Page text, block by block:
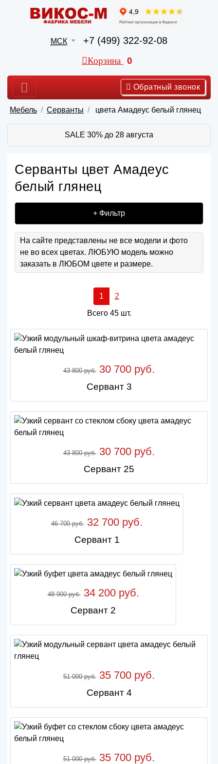
МСК +7 (499) 322-92-08
Корзина 0
Обратный звонок
Мебель Серванты цвета Амадеус белый глянец
SALE 30% до 28 августа
Серванты цвет Амадеус
белый глянец
+ Фильтр
На сайте представлены не все модели и фото
не во всех цветах. ЛЮБУЮ модель можно
заказать в ЛЮБОМ цвете и размере.
1 2
Всего 45 шт.
43 800 руб. 30 700 руб.
Сервант 3
43 800 руб. 30 700 руб.
Сервант 25
46 700 руб. 32 700 руб.
Сервант 1
48 900 руб.34 200 руб.
Сервант 2
51 000 руб. 35 700 руб.
Сервант 4
51 000 руб. 35 700 руб.